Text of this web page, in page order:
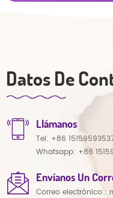
Datos De
Llámanos
Tel: +86
Whatsapp: +86
Envíanos Un
Correo electrónico :